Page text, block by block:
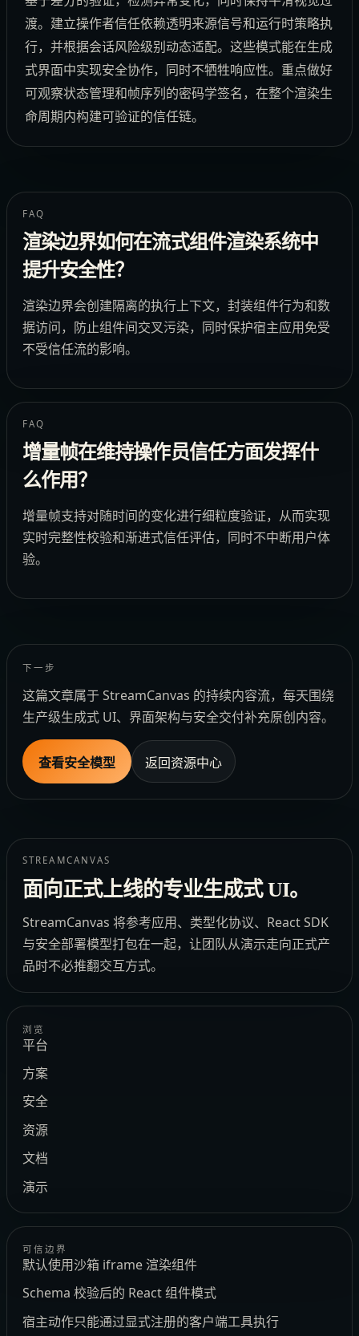
渡。建立操作者信任依赖透明来源信号和运行时策略执
行，并根据会话风险级别动态适配。这些模式能在生成
式界面中实现安全协作，同时不牺牲响应性。重点做好
可观察状态管理和帧序列的密码学签名，在整个渲染生
命周期内构建可验证的信任链。
FAQ
渲染边界如何在流式组件渲染系统中
提升安全性？
渲染边界会创建隔离的执行上下文，封装组件行为和数
据访问，防止组件间交叉污染，同时保护宿主应用免受
不受信任流的影响。
FAQ
增量帧在维持操作员信任方面发挥什
么作用？
增量帧支持对随时间的变化进行细粒度验证，从而实现
实时完整性校验和渐进式信任评估，同时不中断用户体
验。
下一步
这篇文章属于 StreamCanvas 的持续内容流，每天围绕
生产级生成式 UI、界面架构与安全交付补充原创内容。
查看安全模型 返回资源中心
STREAMCANVAS
面向正式上线的专业生成式 UI。
StreamCanvas 将参考应用、类型化协议、React SDK
与安全部署模型打包在一起，让团队从演示走向正式产
品时不必推翻交互方式。
浏览
平台
方案
安全
资源
文档
演示
可信边界
默认使用沙箱 iframe 渲染组件
Schema 校验后的 React 组件模式
宿主动作只能通过显式注册的客户端工具执行